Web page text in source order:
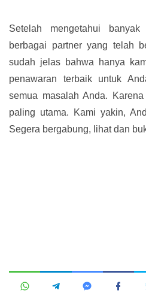
Setelah mengetahui
berbagai partner yang telah
sudah jelas bahwa hanya
penawaran terbaik untuk
semua masalah Anda.
paling utama. Kami yakin,
Segera bergabung, lihat dan